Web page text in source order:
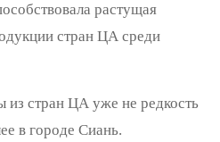
растущая
стран ЦА среди
из стран ЦА уже не редкость
в городе Сиань.